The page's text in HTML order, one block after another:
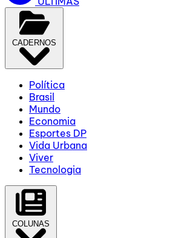
CADERNOS
Política
Brasil
Mundo
Economia
Esportes DP
Vida Urbana
Viver
Tecnologia
COLUNAS